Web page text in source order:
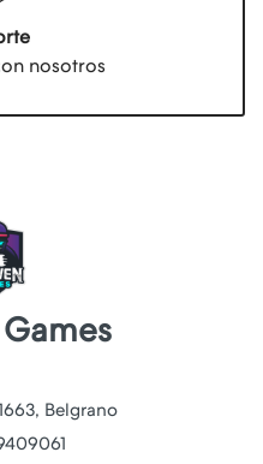
nosotros
Games
Belgrano